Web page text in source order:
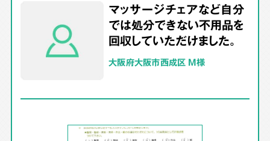
マッサージチェアなど自分
では処分できない不用品を
回収していただけました。
大阪府大阪市西成区 M様